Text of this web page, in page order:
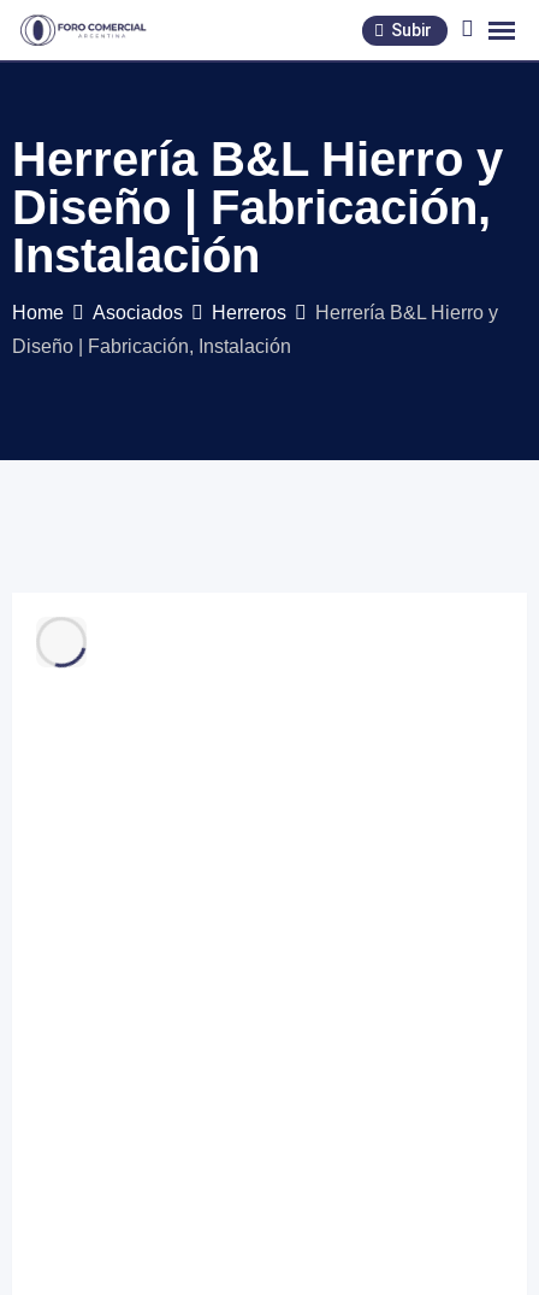
Skip
Subir
Herrería B&L Hierro y
Diseño | Fabricación,
Instalación
Home Asociados Herreros
Herrería B&L Hierro y
Diseño | Fabricación, Instalación